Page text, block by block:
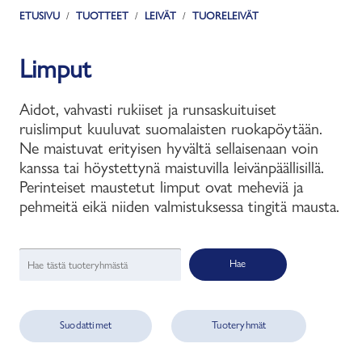
ETUSIVU TUOTTEET LEIVÄT TUORELEIVÄT
Limput
Aidot, vahvasti rukiiset ja runsaskuituiset
ruislimput kuuluvat suomalaisten ruokapöytään.
Ne maistuvat erityisen hyvältä sellaisenaan voin
kanssa tai höystettynä maistuvilla leivänpäällisillä.
Perinteiset maustetut limput ovat meheviä ja
pehmeitä eikä niiden valmistuksessa tingitä mausta.
Hae
Suodattimet Tuoteryhmät